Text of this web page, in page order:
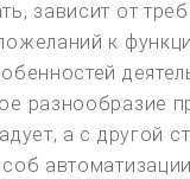
зависит от
к
разнообразие
а с другой